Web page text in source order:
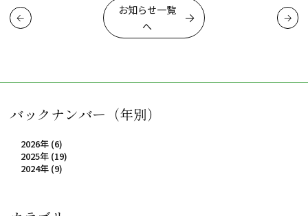
投
稿
ビ
ショ
ン
前
次
お知らせ一覧
へ
バックナンバー（年別）
2026年 (6)
2025年 (19)
2024年 (9)